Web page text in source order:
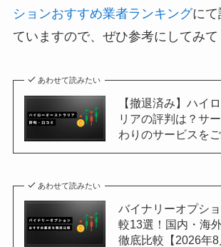
ションおすすめ業者ランキングにて
ていますので、ぜひ参考にしてみて
あわせて読みたい
【撤退済み】ハイ
リアの評判は？サ
わりのサービスを
あわせて読みたい
バイナリーオプシ
較13選！国内・海
徹底比較【2026年8